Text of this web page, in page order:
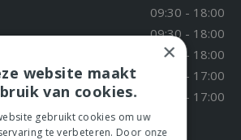
09:30 - 18:00
09:30 - 18:00
09:30 - 18:00
09:30 - 17:00
12:00 - 17:00
×
website maakt
van cookies.
gebruikt cookies om uw
te verbeteren. Door onze